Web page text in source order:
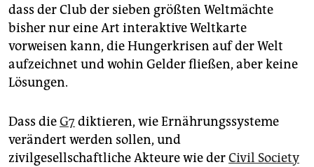
dass der Club der sieben größten Weltmächte
bisher nur eine Art interaktive Weltkarte
vorweisen kann, die Hungerkrisen auf der Welt
aufzeichnet und wohin Gelder fließen, aber keine
Lösungen.
Dass dieG7 diktieren, wie Ernährungssysteme
verändert werden sollen, und
zivilgesellschaftliche Akteure wie derCivil Society